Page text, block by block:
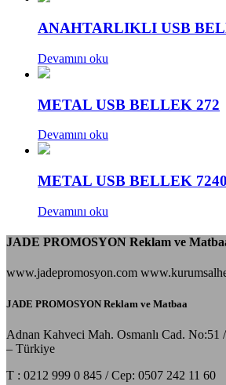
ANAHTARLIKLI USB
Devamını oku
METAL USB BELLEK 272
Devamını oku
METAL USB BELLEK 7240
Devamını oku
JADE PROMOSYON Reklam ve
www.jadepromosyon.com
JADE PROMOSYON Reklam ve Matbaa
Adnan Kahveci Mah. Osmanlı Cad. No:51
– Türkiye
T : 0212 999 0 845 / Cep: 0507 242 11 60